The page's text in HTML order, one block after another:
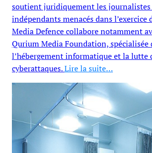
soutient juridiquement les journalistes
indépendants menacés dans l’exercice
Media Defence collabore notamment
Qurium Media Foundation, spécialisée
l’hébergement informatique et la lutte
cyberattaques.Lire la suite…